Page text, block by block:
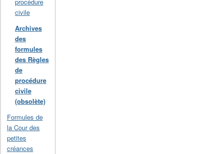
civile
Archives
des
formules
des Règles
de
procédure
civile
(obsolète)
Formules de
la Cour des
petites
créances